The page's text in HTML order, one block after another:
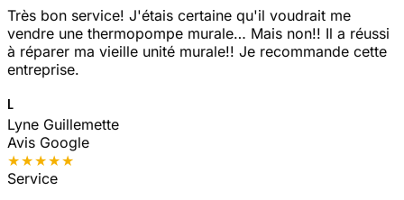
Très bon service! J'étais certaine qu'il voudrait me
vendre une thermopompe murale… Mais non!! Il a réussi
à réparer ma vieille unité murale!! Je recommande cette
entreprise.
L
Lyne Guillemette
Avis Google
★★★★★
Service